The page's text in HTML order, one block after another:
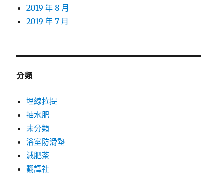
2019 年 8 月
2019 年 7 月
分類
埋線拉提
抽水肥
未分類
浴室防滑墊
減肥茶
翻譯社